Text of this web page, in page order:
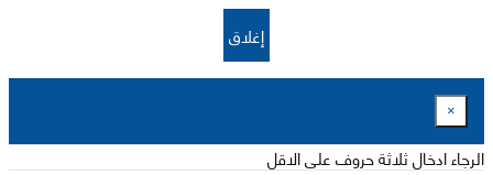
إغلاق
×
الرجاء ادخال ثلاثة حروف على الاقل